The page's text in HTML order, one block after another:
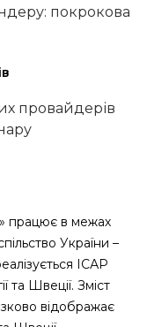
покрокова
провайдерів
працює в межах
України –
ІСАР
та Швеції. Зміст
відображає